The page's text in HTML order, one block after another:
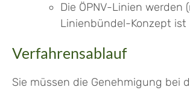
Die ÖPNV-Linien
Linienbündel-Konzept ist
Verfahrensablauf
Sie müssen die Genehmigung bei